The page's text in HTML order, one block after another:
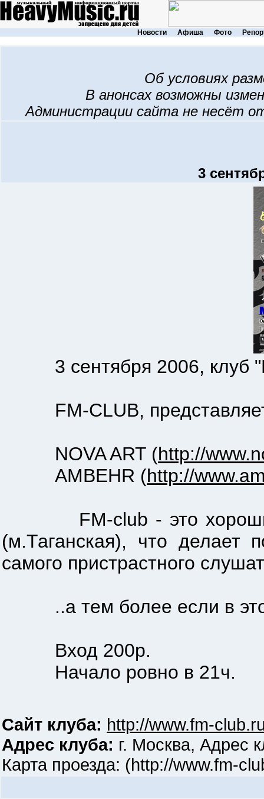
Новости Афиша Фото
Об условиях
В анонсах возможны
Администрации сайта не несёт
3
3 сентября 2006, клуб
FM-CLUB, представляет
NOVA ART (http://
AMBEHR (http://
FM-club - это хороший
(м.Таганская), что делает
самого пристрастного
..а тем более если в
Вход 200р.
Начало ровно в 21ч.
Сайт клуба: http://www.fm-
Адрес клуба: г. Москва, Адрес
Карта проезда: (http://www.fm-